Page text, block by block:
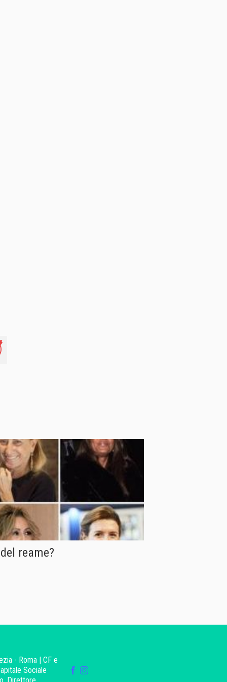
reame?
- Roma | CF e
Sociale
Direttore